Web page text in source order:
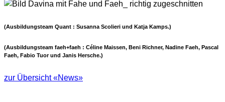
(Ausbildungsteam Quant : Susanna Scolieri und Katja Kamps.)
(Ausbildungsteam faeh+faeh : Céline Maissen, Beni Richner, Nadine Faeh, Pascal
Faeh, Fabio Tuor und Janis Hersche.)
zur Übersicht «News»